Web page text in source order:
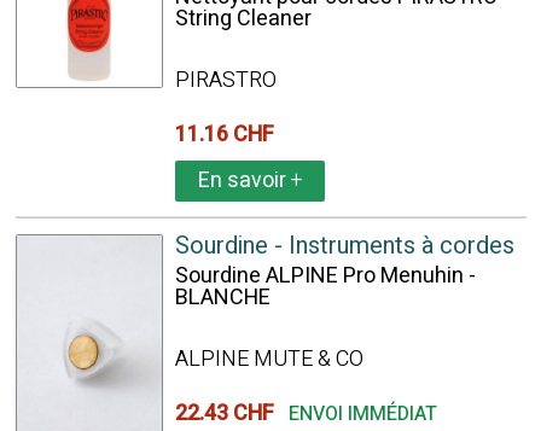
String Cleaner
PIRASTRO
11.16 CHF
En savoir+
Sourdine - Instruments à cordes
Sourdine ALPINE Pro Menuhin -
BLANCHE
ALPINE MUTE & CO
22.43 CHF ENVOI IMMÉDIAT